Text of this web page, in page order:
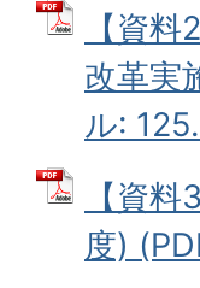
【資
改革実
ル:
【資
度)